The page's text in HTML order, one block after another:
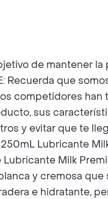
de mantener
Recuerda que
competidores
sus
y evitar que te
Lubricante
Milk
y cremosa
e hidratante,